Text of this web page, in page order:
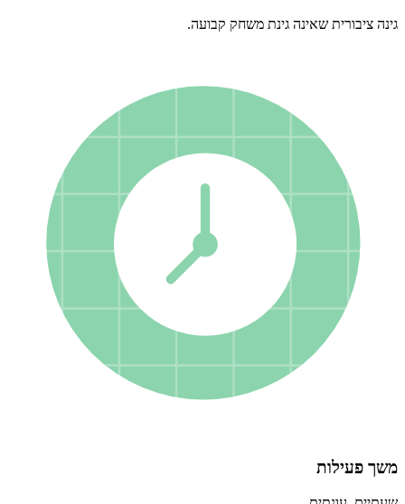
גינה ציבורית שאינה גינת משחק קבועה.
משך פעילות